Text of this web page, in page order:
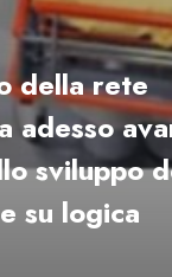
della rete
adesso
sviluppo
su logica